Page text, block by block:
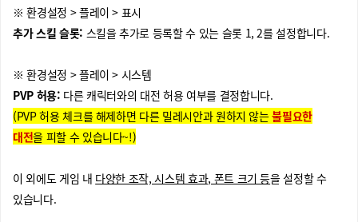
※ 환경설정 > 플레이 > 표시
추가 스킬 슬롯: 스킬을 추가로 등록할 수 있는 슬롯 1, 2를 설정합니다.
※ 환경설정 > 플레이 > 시스템
PVP 허용: 다른 캐릭터와의 대전 허용 여부를 결정합니다.
(PVP 허용 체크를 해제하면 다른 밀레시안과 원하지 않는불필요한
대전을 피할 수 있습니다~!)
이 외에도 게임 내 다양한 조작, 시스템 효과, 폰트 크기 등을 설정할 수
있습니다.